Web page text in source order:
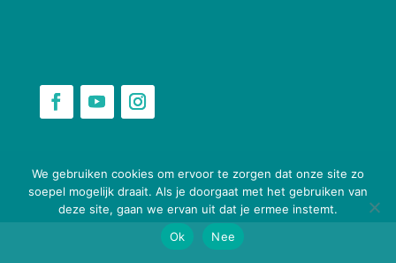
We gebruiken cookies om ervoor te zorgen dat onze site zo
soepel mogelijk draait. Als je doorgaat met het gebruiken van
deze site, gaan we ervan uit dat je ermee instemt.
Ok
Nee